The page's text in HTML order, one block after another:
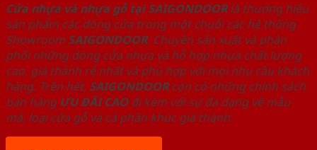
Cửa nhựa và nhựa gỗ tại SAIGONDOORlà thương hiệu
sản phẩm các dòng cửa trong một chuỗi các hệ thống
Showroom SAIGONDOOR. Chuyên sản xuất và phân
phối những dòng cửa nhựa và hỗ hợp nhựa chất lượng
cao, giá thành rẻ nhất và phù hợp với mọi nhu cầu khách
hàng. Trên hết, SAIGONDOORcòn có những chính sách
bán hàng ƯU ĐÃI CAOđi kèm với sự đa dạng về mẫu
mã, loại cửa gỗ và cả phân khúc giá thành.